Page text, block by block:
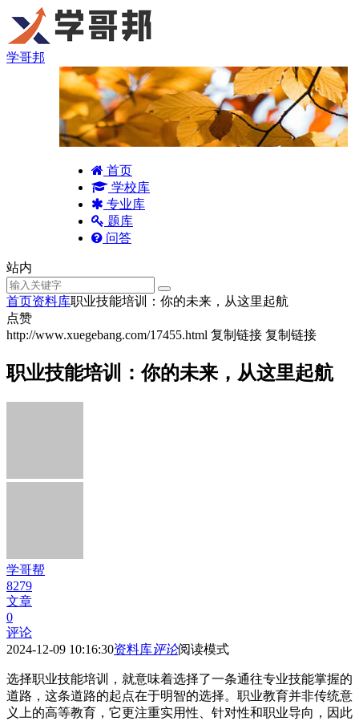
学哥邦
首页
学校库
专业库
题库
问答
站内
首页资料库职业技能培训：你的未来，从这里起航
点赞
http://www.xuegebang.com/17455.html 复制链接 复制链接
职业技能培训：你的未来，从这里起航
学哥帮
8279
文章
0
评论
2024-12-09 10:16:30资料库评论阅读模式
选择职业技能培训，就意味着选择了一条通往专业技能掌握的
道路，这条道路的起点在于明智的选择。职业教育并非传统意
义上的高等教育，它更注重实用性、针对性和职业导向，因此